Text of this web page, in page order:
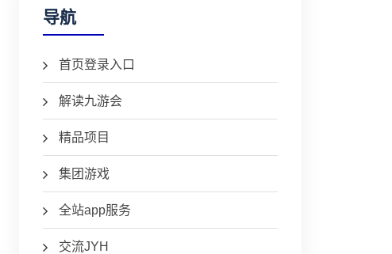
导航
首页登录入口
解读九游会
精品项目
集团游戏
全站app服务
交流JYH